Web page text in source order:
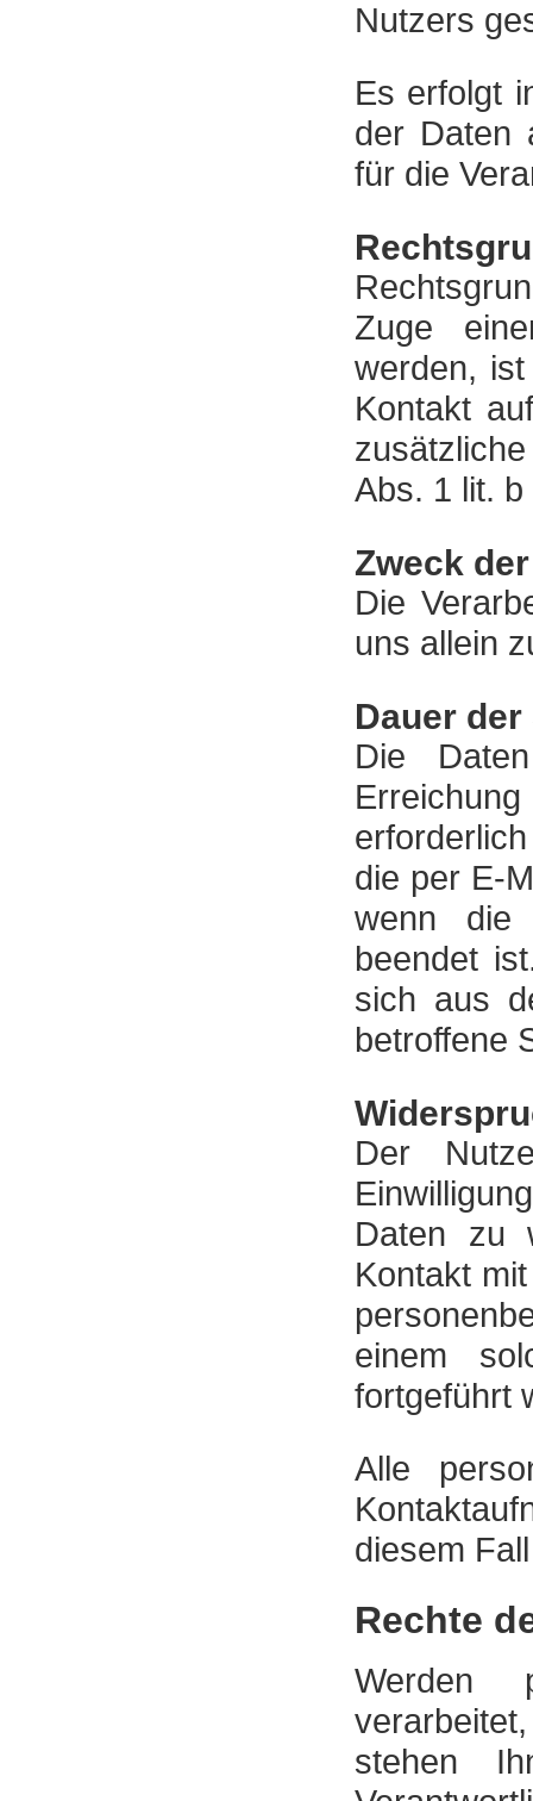
Nutzers
Es erfolgt
der Daten
für die
Zuge
werden,
Kontakt
Abs. 1 lit.
Zweck
Die
uns allein
Dauer
Die
die per E-
wenn die
beendet
sich aus
betroffene
Der
Daten zu
Kontakt
einem
fortgeführt
Alle
diesem
Rechte
Werden
stehen